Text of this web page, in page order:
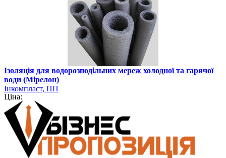
Ізоляція для водорозподільних мереж холодної та гарячої
води (Мірелон)
Інкомпласт, ПП
Ціна: